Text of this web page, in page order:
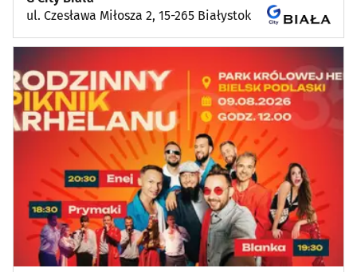
ul. Czesława Miłosza 2, 15-265 Białystok